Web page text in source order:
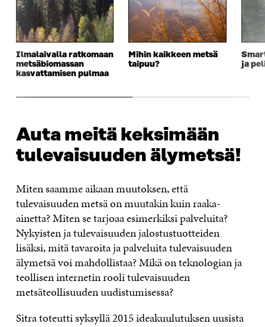
Ilmalaivalla ratkomaan
metsäbiomassan
kasvattamisen pulmaa
Mihin kaikkeen metsä
taipuu?
ja
Auta meitä keksimään
tulevaisuuden älymetsä!
Miten saamme aikaan muutoksen, että
tulevaisuuden metsä on muutakin kuin raaka-
ainetta? Miten se tarjoaa esimerkiksi palveluita?
Nykyisten ja tulevaisuuden jalostustuotteiden
lisäksi, mitä tavaroita ja palveluita tulevaisuuden
älymetsä voi mahdollistaa? Mikä on teknologian ja
teollisen internetin rooli tulevaisuuden
metsäteollisuuden uudistumisessa?
Sitra toteutti syksyllä 2015 ideakuulutuksen uusista